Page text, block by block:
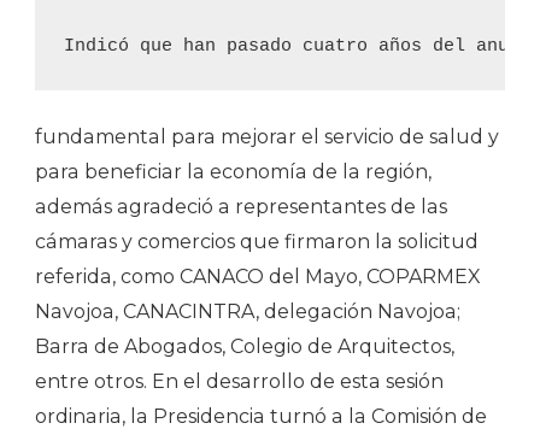
fundamental para mejorar el servicio de salud y
para beneficiar la economía de la región,
además agradeció a representantes de las
cámaras y comercios que firmaron la solicitud
referida, como CANACO del Mayo, COPARMEX
Navojoa, CANACINTRA, delegación Navojoa;
Barra de Abogados, Colegio de Arquitectos,
entre otros. En el desarrollo de esta sesión
ordinaria, la Presidencia turnó a la Comisión de